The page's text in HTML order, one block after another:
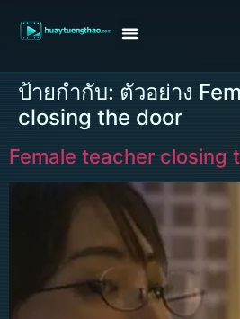
ป้ายกำกับ: ตัวอย่าง
closing the door
Female teacher closing